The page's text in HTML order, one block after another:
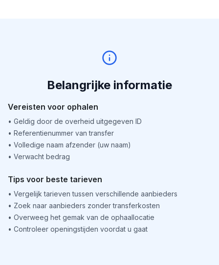
Belangrijke informatie
Vereisten voor ophalen
• Geldig door de overheid uitgegeven ID
• Referentienummer van transfer
• Volledige naam afzender (uw naam)
• Verwacht bedrag
Tips voor beste tarieven
• Vergelijk tarieven tussen verschillende aanbieders
• Zoek naar aanbieders zonder transferkosten
• Overweeg het gemak van de ophaallocatie
• Controleer openingstijden voordat u gaat